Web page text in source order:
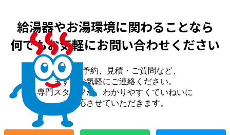
給湯器やお湯環境に関わることなら
何でもお気軽にお問い合わせください
来場のご予約、見積・ご質問など、
まずはお気軽にご連絡ください。
専門スタッフが、わかりやすくていねいに
ご対応させていただきます。